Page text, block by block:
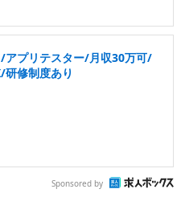
/アプリテスター/月収30万可/
修制度あり
Sponsored by